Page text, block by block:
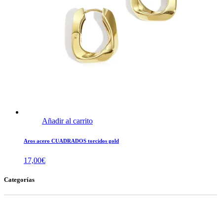
Añadir al carrito
Aros acero CUADRADOS torcidos gold
17,00€
Categorías